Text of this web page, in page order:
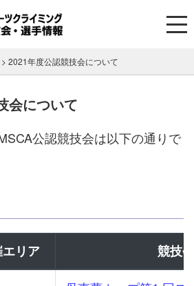
> 2021年度公認競技会について
会について
公認競技会は以下の通りで
リア 競技